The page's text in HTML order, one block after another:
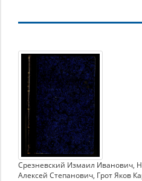
1877
(Т.
15,
16-
17)
Срезневский Измаил Иванович,
Алексей Степанович, Грот Яков